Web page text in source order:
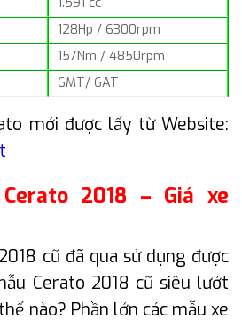
1.591 cc
128Hp / 6300rpm
157Nm / 4850rpm
6MT/ 6AT
mới được lấy từ Website:
2018 – Giá xe
cũ đã qua sử dụng được
Cerato 2018 cũ siêu lướt
nào? Phần lớn các mẫu xe